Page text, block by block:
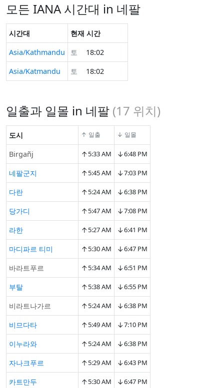
모든 IANA 시간대 in 네팔
시간대
현재 시간
Asia/Kathmandu
토
18:02
Asia/Katmandu
토 18:02
일출과 일몰 in 네팔 (17 위치)
도시 ↑ 일출 ↓ 일몰
Birgañj ↑5:33 AM ↓6:48 PM
네팔군지 ↑5:45 AM ↓7:03 PM
다란 ↑5:24 AM ↓6:38 PM
당가디 ↑5:47 AM ↓7:08 PM
라한 ↑5:27 AM ↓6:41 PM
마디파르 티미 ↑5:30 AM ↓6:47 PM
바라트푸르 ↑5:34 AM ↓6:51 PM
부탈 ↑5:38 AM ↓6:55 PM
비라트나가르 ↑5:24 AM ↓6:38 PM
비므다타 ↑5:49 AM ↓7:10 PM
이누라와 ↑5:24 AM ↓6:38 PM
자나크푸르 ↑5:29 AM ↓6:43 PM
카트만두 ↑5:30 AM ↓6:47 PM